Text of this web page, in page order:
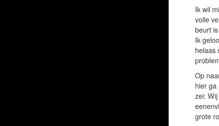
Ik wil
volle
beurt
Ik
helaas
Op
hier ga
zei:
grote